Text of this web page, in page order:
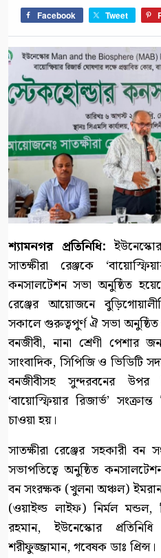
Facebook Tweet
শ্যামনগর প্রতিনিধি:
সাতক্ষীরা রেঞ্জকে
কনসালটেশন সভা অনুষ্ঠিত
রেঞ্জের আয়োজনে
সকালে গুরুত্বপুর্ণ ঐ সভা
বনজীবী, নানা শ্রেণী পেশার
সাংবাদিক, সিপিজি ও ভিডিটি
বনজীবীসহ সুন্দরবনের উপর
‘বায়োস্ফিয়ার রিজার্ভ’
চাওয়া হয়।
সাতক্ষীরা রেঞ্জের সহকারী
সভাপতিত্বে অনুষ্ঠিত
বন সংরক্ষক (খুলনা অঞ্চল)
(ওয়াইল্ড লাইফ) নির্মল মন্ডল,
রহমান, ইউনেস্কোর
শরীফুজ্জামান, গবেষক ডাঃ প্রিন্স।